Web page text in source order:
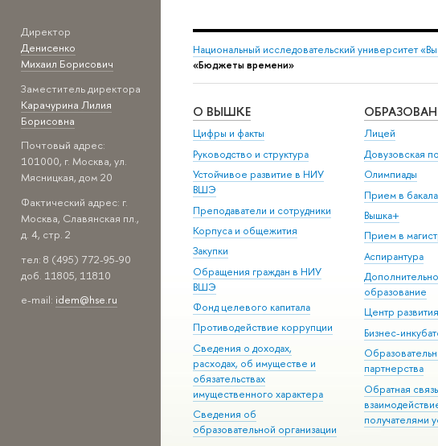
Директор
Денисенко
Михаил Борисович
Заместитель директора
Карачурина Лилия
Борисовна
Почтовый адрес:
101000, г. Москва, ул.
Мясницкая, дом 20
Фактический адрес: г.
Москва, Славянская пл.,
д. 4, стр. 2
тел: 8 (495) 772-95-90
доб. 11805, 11810
e-mail: idem@hse.ru
Национальный исследовательский университет
«Бюджеты времени»
О ВЫШКЕ
Цифры и факты
Руководство и структура
Устойчивое развитие в НИУ
ВШЭ
Преподаватели и сотрудники
Корпуса и общежития
Закупки
Обращения граждан в НИУ
ВШЭ
Фонд целевого капитала
Противодействие коррупции
Сведения о доходах,
расходах, об имуществе и
обязательствах
имущественного характера
Сведения об
образовательной организации
Лицей
Довузовская
Олимпиады
Прием в
Вышка+
Прием в
Аспирантура
образование
Центр
Бизнес-
партнерства
Обратная
получателями